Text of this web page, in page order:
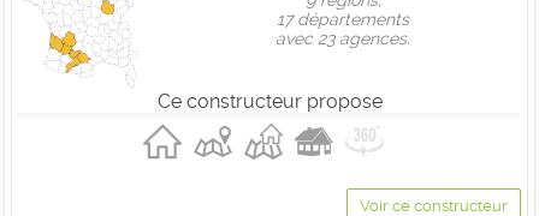
17 départements
avec 23 agences.
Ce constructeur propose
Voir ce constructeur